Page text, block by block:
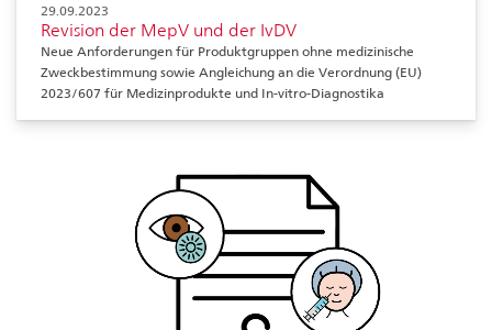
29.09.2023
Revision der MepV und der IvDV
Neue Anforderungen für Produktgruppen ohne medizinische
Zweckbestimmung sowie Angleichung an die Verordnung (EU)
2023/607 für Medizinprodukte und In-vitro-Diagnostika